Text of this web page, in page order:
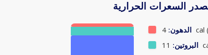
السعرات الحرارية
الدهون: 4
البروتين: